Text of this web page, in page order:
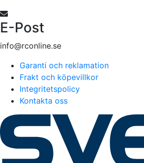
E-Post
info@rconline.se
Garanti och reklamation
Frakt och köpevillkor
Integritetspolicy
Kontakta oss